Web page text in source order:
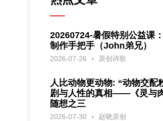
20260724-暑假特别公益课
制作手把手（John弟兄）
2026-07-26 原创诗歌
人比动物更动物: “动物交配
剧与人性的真相——《灵与
随想之三
2026-07-30 赵晓原创